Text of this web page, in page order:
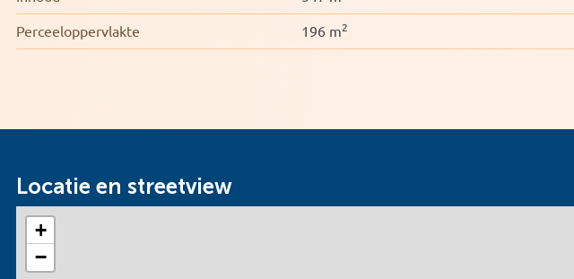
Perceeloppervlakte 196 m2
Locatie en streetview
+
−